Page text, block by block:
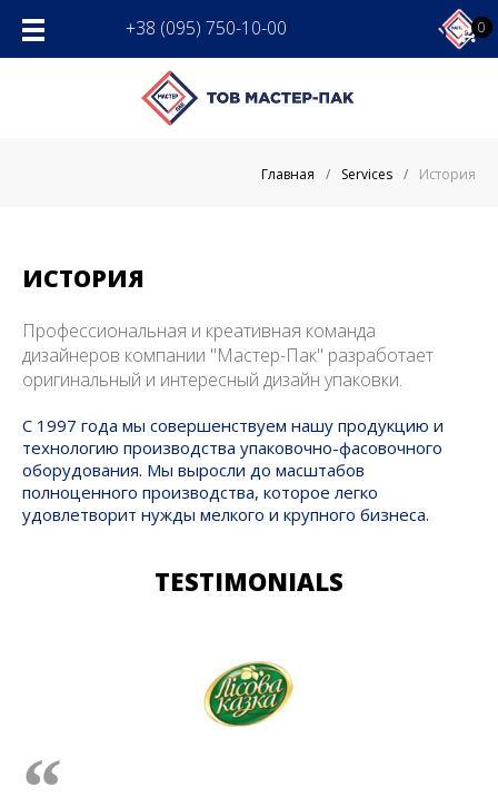
content
+38 (095) 750-10-00 0
Главная / Services / История
ИСТОРИЯ
Профессиональная и креативная команда
дизайнеров компании "Мастер-Пак" разработает
оригинальный и интересный дизайн упаковки.
С 1997 года мы совершенствуем нашу продукцию и
технологию производства упаковочно-фасовочного
оборудования. Мы выросли до масштабов
полноценного производства, которое легко
удовлетворит нужды мелкого и крупного бизнеса.
TESTIMONIALS